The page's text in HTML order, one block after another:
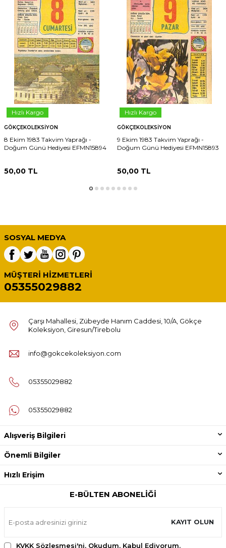
Hızlı Kargo
GÖKÇEKOLEKSIYON
8 Ekim 1983 Takvim Yaprağı -
Doğum Günü Hediyesi EFMN15894
50,00 TL
Hızlı Kargo
GÖKÇEKOLEKSIYON
9 Ekim 1983 Takvim Yaprağı -
Doğum Günü Hediyesi EFMN15893
50,00TL
SOSYAL MEDYA
MÜŞTERI HIZMETLERI
05355029882
Çarşı Mahallesi, Zübeyde Hanım Caddesi, 10/A, Gökçe
Koleksiyon, Giresun/Tirebolu
info@gokcekoleksiyon.com
05355029882
05355029882
Alışveriş Bilgileri
Önemli Bilgiler
Hızlı Erişim
E-BÜLTEN ABONELIĞI
KAYIT OLUN
KVKK Sözleşmesi'ni, Okudum, Kabul Ediyorum.